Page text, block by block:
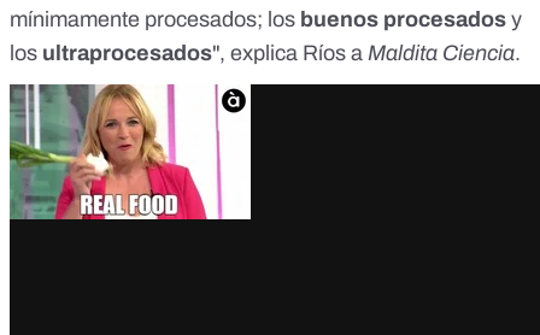
mínimamente procesados; los buenos procesados y
los ultraprocesados", explica Ríos a Maldita Ciencia.